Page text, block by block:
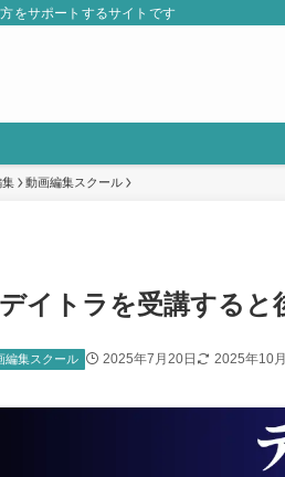
をサポートするサイトです
集 動画編集スクール
デイトラを受講すると
編集スクール 2025年7月20日 2025年10